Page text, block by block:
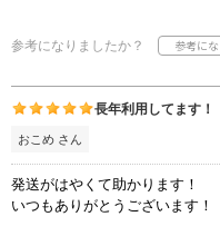
参考になりましたか？
長年利用してます！
おこめ さん
発送がはやくて助かります！
いつもありがとうございます！